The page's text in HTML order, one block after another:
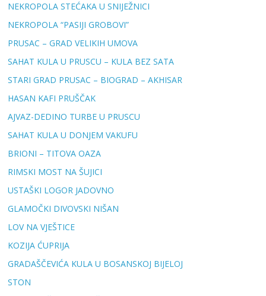
NEKROPOLA STEĆAKA U SNIJEŽNICI
NEKROPOLA “PASIJI GROBOVI”
PRUSAC – GRAD VELIKIH UMOVA
SAHAT KULA U PRUSCU – KULA BEZ SATA
STARI GRAD PRUSAC – BIOGRAD – AKHISAR
HASAN KAFI PRUŠČAK
AJVAZ-DEDINO TURBE U PRUSCU
SAHAT KULA U DONJEM VAKUFU
BRIONI – TITOVA OAZA
RIMSKI MOST NA ŠUJICI
USTAŠKI LOGOR JADOVNO
GLAMOČKI DIVOVSKI NIŠAN
LOV NA VJEŠTICE
KOZIJA ĆUPRIJA
GRADAŠČEVIĆA KULA U BOSANSKOJ BIJELOJ
STON